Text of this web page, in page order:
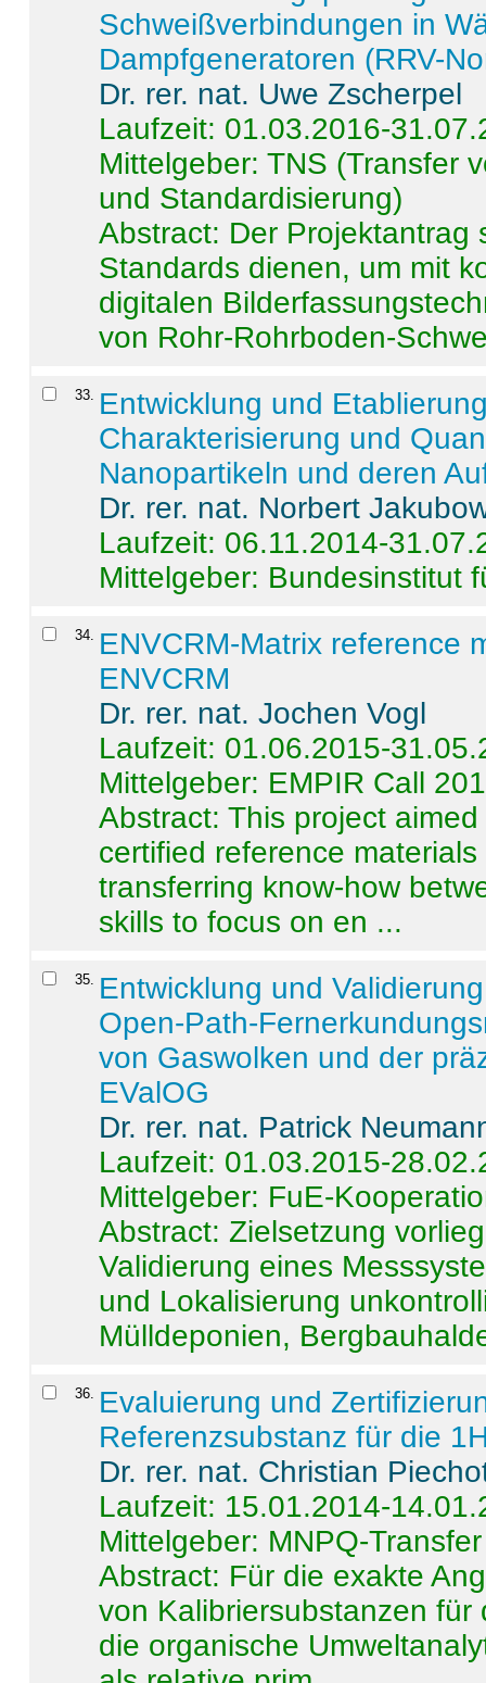
Schweißverbindungen in
Dampfgeneratoren (RRV-
Dr. rer. nat. Uwe Zscherpel
Laufzeit: 01.03.2016-
Mittelgeber: TNS (Transfer
und Standardisierung)
Abstract: Der Projektantrag
Standards dienen, um mit
digitalen
von Rohr-Rohrboden-
33. Entwicklung und
Charakterisierung und
Nanopartikeln und deren
Dr. rer. nat. Norbert
Laufzeit: 06.11.2014-
Mittelgeber: Bundesinstitut
34. ENVCRM-Matrix reference
ENVCRM
Dr. rer. nat. Jochen Vogl
Laufzeit: 01.06.2015-
Mittelgeber: EMPIR Call
Abstract:This project
certified reference
transferring know-how
skills to focus on en ...
35. Entwicklung und
Open-Path-
von Gaswolken und der
EValOG
Dr. rer. nat. Patrick
Laufzeit: 01.03.2015-
Mittelgeber: FuE-
Abstract:Zielsetzung
Validierung eines
und Lokalisierung
Mülldeponien,
36. Evaluierung und
Referenzsubstanz für die
Dr. rer. nat. Christian
Laufzeit: 15.01.2014-
Mittelgeber: MNPQ-Transfer
Abstract: Für die exakte
von Kalibriersubstanzen
die organische